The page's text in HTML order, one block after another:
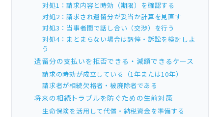
対処1：請求内容と時効（期限）を確認する
対処2：請求され遺留分が妥当か計算を見直す
対処3：当事者間で話し合い（交渉）を行う
対処4：まとまらない場合は調停・訴訟を検討しよ
う
遺留分の支払いを拒否できる・減額できるケース
請求の時効が成立している（1年または10年）
請求者が相続欠格者・被廃除者である
将来の相続トラブルを防ぐための生前対策
生命保険を活用して代償・納税資金を準備する